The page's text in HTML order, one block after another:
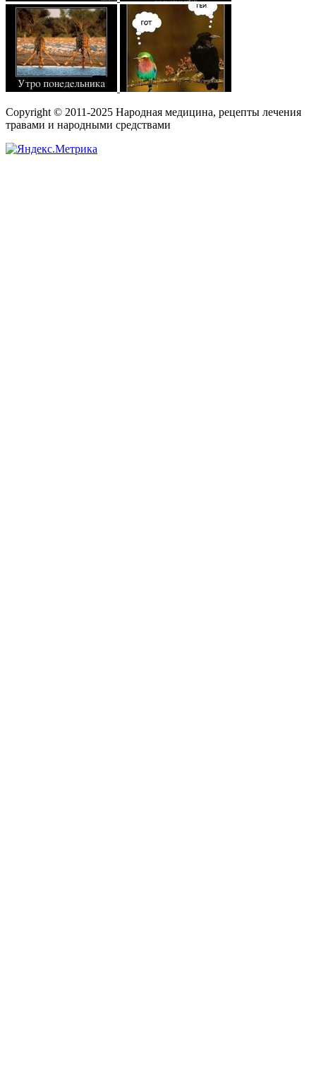
Copyright © 2011-2025 Народная медицина, рецепты лечения
травами и народными средствами